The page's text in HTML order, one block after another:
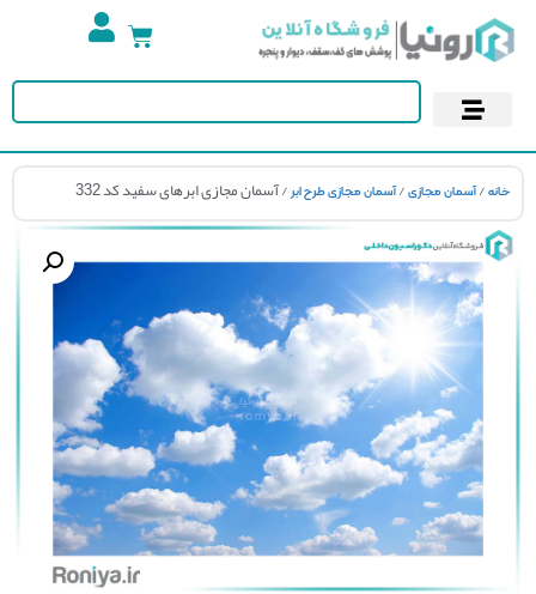
آسمان مجازی/آسمان مجازی طرح ابر/ آسمان مجازی ابرهای سفید کد 332